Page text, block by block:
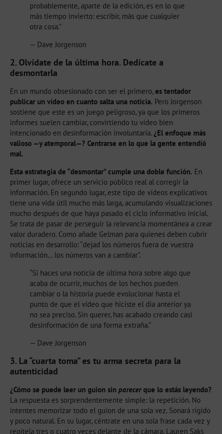
probablemente, aparte de la edición, es en lo que
más tiempo invierto: escribir, más que cualquier
otra cosa.”
— Dave Jorgenson
2. Olvídate de la última hora. Dedícate a
desmontarla
En un mundo obsesionado con ser el primero,es tentador
publicar un vídeo en cuanto salta una noticia. Pero Jorgenson
sostiene que este es un juego peligroso, ya que los primeros
informes suelen cambiar, convirtiendo tu vídeo bien
intencionado en desinformación involuntaria. ¿El enfoque más
valioso —y atemporal—? Centrarse en lo que la gente entendió
mal.
Esta estrategia de “desmontar” cumple una doble función. En
primer lugar, ofrece un servicio público real al corregir la
información. En segundo lugar, este tipo de vídeos explicativos
tiene una vida útil mucho más larga, acumulando visualizaciones
mucho después de que haya pasado el ciclo informativo inicial.
Se trata de pasar de perseguir la relevancia momentánea a crear
valor duradero. Como añade Gelman para quienes deben cubrir
noticias en desarrollo: “dejad los números fuera de vuestra
información… los números van a cambiar”.
“Si haces una noticia de última hora sobre algo que
acaba de ocurrir, muchos de los hechos pueden
cambiar o la historia puede evolucionar hasta el
punto de que el vídeo que hiciste el día anterior ya
no sea preciso. Sin querer, has acabado creando casi
desinformación de una forma extraña.”
— Dave Jorgenson
3. La “cuarta toma” es tu arma secreta para la
autenticidad
¿Cómo se puede leer un guion sin parecerque lo estás leyendo?
La respuesta es sorprendentemente simple: la repetición. No
intentes memorizar todo el guion de una sola vez. Sonará rígido
y poco natural. En su lugar, céntrate en una sola frase cada vez y
repítela tres o cuatro veces delante de la cámara. Lauren Saks